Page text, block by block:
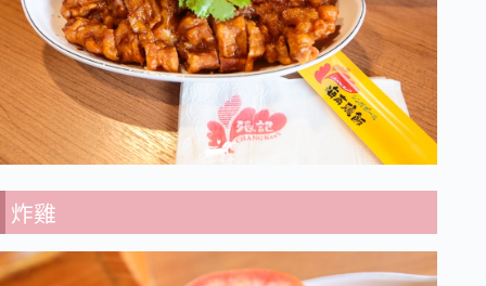
炸雞